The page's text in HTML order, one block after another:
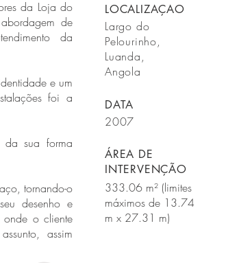
da Loja do
de
da
e um
foi a
da sua forma
tornando-o
desenho e
onde o cliente
assim
LOCALIZAÇAO
Largo do
Pelourinho,
Luanda,
Angola
DATA
2007
ÁREA DE
INTERVENÇÃO
333.06 m² (limites
máximos de 13.74
m x 27.31 m)